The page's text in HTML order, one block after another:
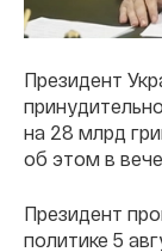
Президент
на 28 млрд
об этом в
Президент
политике 5